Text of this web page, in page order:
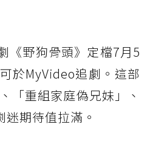
《野狗骨頭》定檔7月5
於MyVideo追劇。這部
「重組家庭偽兄妹」、
期待值拉滿。